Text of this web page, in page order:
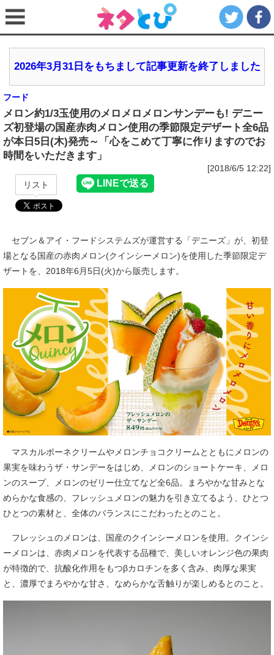
2026年3月31日をもちまして記事更新を終了しました
フード
メロン約1/3玉使用のメロメロメロンサンデーも! デニー
ズ初登場の国産赤肉メロン使用の季節限定デザート全6品
が本日5日(木)発売～「心をこめて丁寧に作りますのでお
時間をいただきます」
[2018/6/5 12:22]
リスト
セブン＆アイ・フードシステムズが運営する「デニーズ」が、初登
場となる国産の赤肉メロン(クインシーメロン)を使用した季節限定デ
ザートを、2018年6月5日(火)から販売します。
マスカルポーネクリームやメロンチョコクリームとともにメロンの
果実を味わうザ・サンデーをはじめ、メロンのショートケーキ、メロ
ンのスープ、メロンのゼリー仕立てなど全6品。まろやかな甘みとな
めらかな食感の、フレッシュメロンの魅力を引き立てるよう、ひとつ
ひとつの素材と、全体のバランスにこだわったとのこと。
フレッシュのメロンは、国産のクインシーメロンを使用。クインシ
ーメロンは、赤肉メロンを代表する品種で、美しいオレンジ色の果肉
が特徴的で、抗酸化作用をもつβカロチンを多く含み、肉厚な果実
と、濃厚でまろやかな甘さ、なめらかな舌触りが楽しめるとのこと。